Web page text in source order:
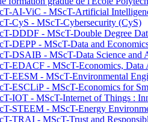
AI-ViC - MScT-Artificial
CyS - MScT-Cybersecurity (CyS)
DDDF - MScT-Double Degree
DEPP - MScT-Data and
DSAIB - MScT-Data Science and
EDACF - MScT-Economics, Data
EESM - MScT-Environmental
ESCLiP - MScT-Economics for
IOT - MScT-Internet of Things :
STEEM - MScT-Energy
TRAI - MScT-Trust and